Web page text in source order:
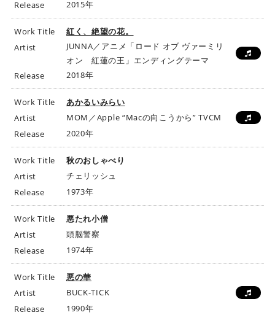
Release 2015年
Work Title
紅く、絶望の花。
Artist
JUNNA／アニメ「ロード オブ ヴァーミリ
オン 紅蓮の王」エンディングテーマ
Release
2018年
Work Title
あかるいみらい
Artist
MOM／Apple “Macの向こうから” TVCM
Release
2020年
Work Title
秋のおしゃべり
Artist
チェリッシュ
Release
1973年
Work Title
悪たれ小僧
Artist
頭脳警察
Release
1974年
Work Title
悪の華
Artist
BUCK-TICK
Release
1990年